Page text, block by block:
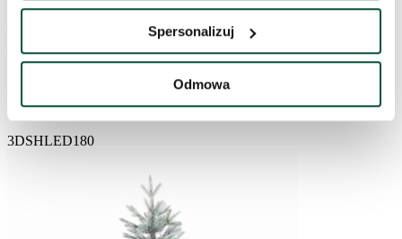
Spersonalizuj
Odmowa
Choinka sztuczna PE Świerk Górski
180cm LED300
Brak w magazynie
3DSHLED180